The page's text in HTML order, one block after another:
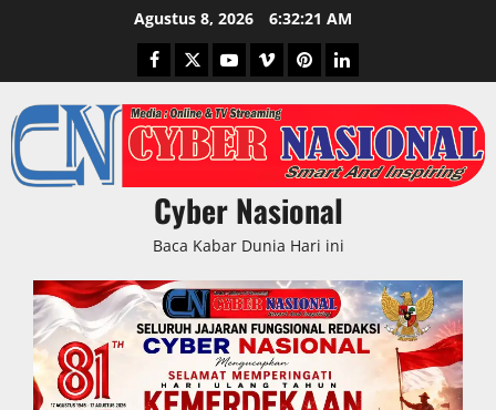
Agustus 8, 2026 6:32:22 AM
Facebook
TwitterYoutubeVimeoPinterestLinkedIn
Cyber Nasional
Baca Kabar Dunia Hari ini